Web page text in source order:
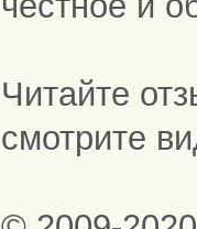
Читайте
смотрите